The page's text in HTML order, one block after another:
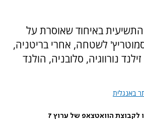
באיחוד שאוסרת על
לשטחה, אחרי בריטניה,
נורווגיה, סלובניה, הולנד
באנגלית
לקבוצת הוואטצאפ של ערוץ 7